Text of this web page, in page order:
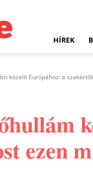
HÍREK
közelít Európához: a
ezen